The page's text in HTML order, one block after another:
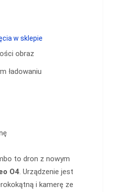
obraz
ładowaniu
to dron z nowym
O4. Urządzenie jest
i kamerę ze
w sklepie